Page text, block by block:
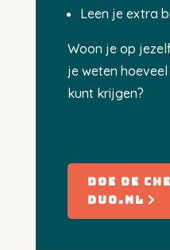
Leen je extra
Woon je op
je weten
kunt krijgen?
Doe de
duo.nl